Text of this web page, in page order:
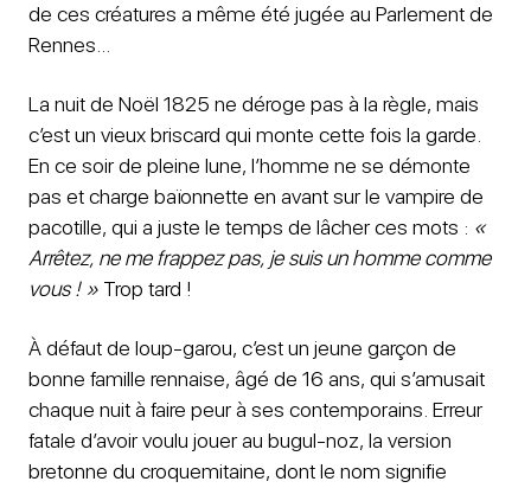
de ces créatures a même été jugée au Parlement de
Rennes…
La nuit de Noël 1825 ne déroge pas à la règle, mais
c’est un vieux briscard qui monte cette fois la garde.
En ce soir de pleine lune, l’homme ne se démonte
pas et charge baïonnette en avant sur le vampire de
pacotille, qui a juste le temps de lâcher ces mots : «
Arrêtez, ne me frappez pas, je suis un homme comme
vous ! » Trop tard !
À défaut de loup-garou, c’est un jeune garçon de
bonne famille rennaise, âgé de 16 ans, qui s’amusait
chaque nuit à faire peur à ses contemporains. Erreur
fatale d’avoir voulu jouer au bugul-noz, la version
bretonne du croquemitaine, dont le nom signifie